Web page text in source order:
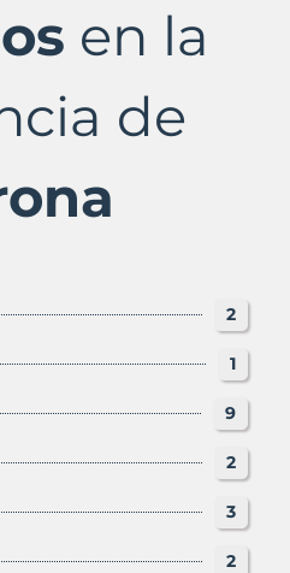
en la
de
2
1
9
2
3
2